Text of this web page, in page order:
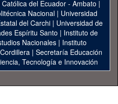
del Ecuador - Ambato |
Nacional| Universidad
del Carchi| Universidad de
Espíritu Santo | Instituto de
Nacionales | Instituto
| Secretaría Educación
Tecnología e Innovación